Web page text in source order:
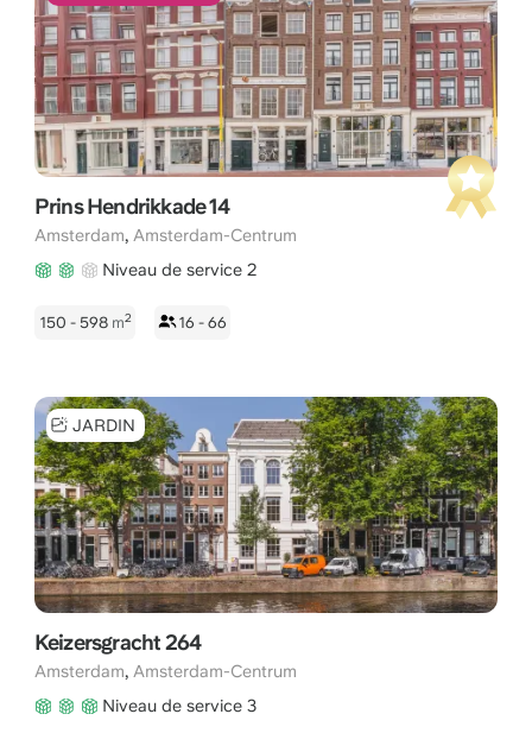
Prins Hendrikkade 14
Amsterdam, Amsterdam-Centrum
Niveau de service 2
150 - 598 m2 16 - 66
JARDIN
Keizersgracht 264
Amsterdam, Amsterdam-Centrum
Niveau de service 3